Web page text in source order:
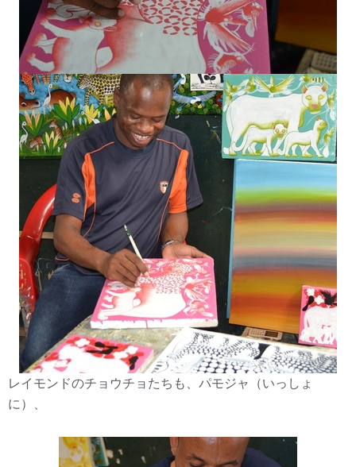
レイモンドのチョウチョたちも、パモジャ（いっしょ
に）、